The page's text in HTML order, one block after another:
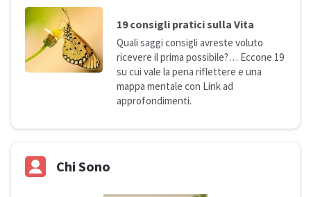
19 consigli pratici sulla Vita
Quali saggi consigli avreste voluto
ricevere il prima possibile?… Eccone 19
su cui vale la pena riflettere e una
mappa mentale con Link ad
approfondimenti.
Chi Sono